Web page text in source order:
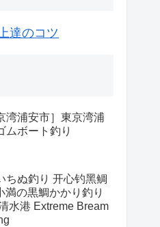
達のコツ
湾浦安市］東京湾浦
ムボート釣り
ちぬ釣り 开心钓黑鲷
満の黒鯛かかり釣り
水港 Extreme Bream